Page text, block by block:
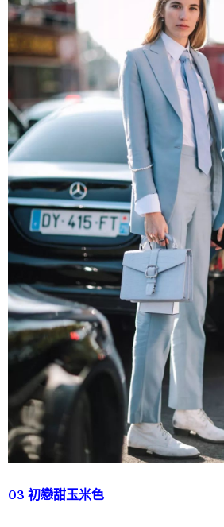
03 初戀甜玉米色